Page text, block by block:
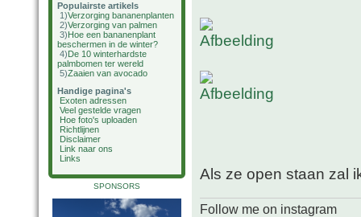
Populairste artikels
1)Verzorging bananenplanten
2)Verzorging van palmen
3)Hoe een bananenplant
beschermen in de winter?
4)De 10 winterhardste
palmbomen ter wereld
5)Zaaien van avocado
Handige pagina's
Exoten adressen
Veel gestelde vragen
Hoe foto's uploaden
Richtlijnen
Disclaimer
Link naar ons
Links
SPONSORS
Als ze open staan zal
Follow me on instagram